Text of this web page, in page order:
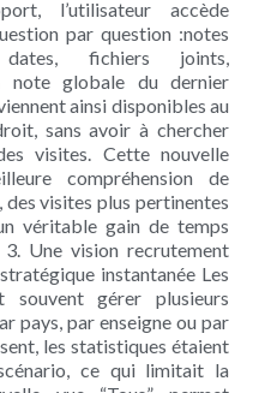
l’utilisateur accède
par question :notes
dates, fichiers joints,
note globale du dernier
ainsi disponibles au
sans avoir à chercher
visites. Cette nouvelle
compréhension de
des visites plus pertinentes
véritable gain de temps
Une vision recrutement
instantanée Les
souvent gérer plusieurs
pays, par enseigne ou par
les statistiques étaient
ce qui limitait la